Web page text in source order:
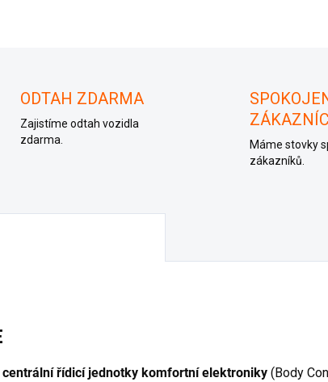
ODTAH ZDARMA
Zajistíme odtah vozidla
zdarma.
Máme stovky
zákazníků.
řídicí jednotky komfortní elektroniky (Body